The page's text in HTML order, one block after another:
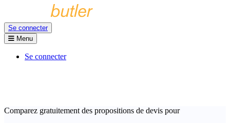
Se connecter
Menu
Se connecter
Comparez gratuitement des propositions de devis pour